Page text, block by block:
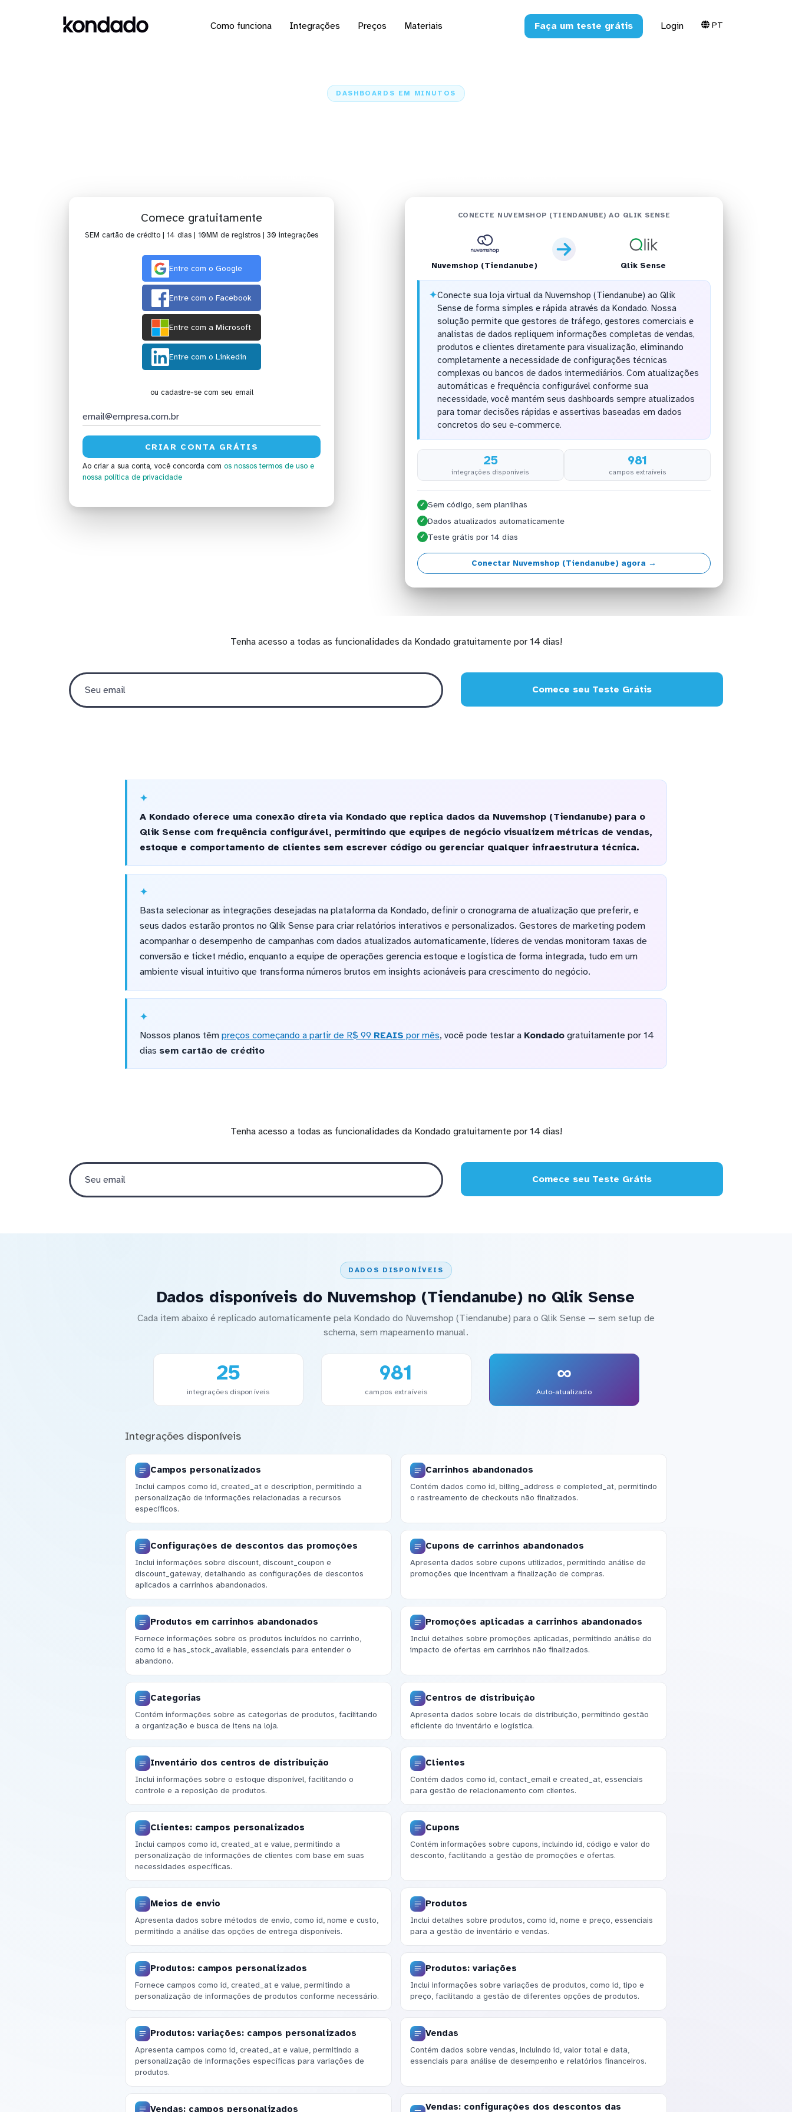
Como funciona Integrações Preços Materiais Faça um teste grátis Login PT
DASHBOARDS EM MINUTOS
Comece gratuitamente
SEM cartão de crédito | 14 dias | 10MM de registros | 30 integrações
Entre com o Google
Entre com o Facebook
Entre com a Microsoft
Entre com o Linkedin
ou cadastre-se com seu email
Ao criar a sua conta, você concorda com os nossos termos de uso e
nossa política de privacidade
CONECTE NUVEMSHOP (TIENDANUBE) AO QLIK SENSE
Nuvemshop (Tiendanube) Qlik Sense
✦Conecte sua loja virtual da Nuvemshop (Tiendanube) ao Qlik
Sense de forma simples e rápida através da Kondado. Nossa
solução permite que gestores de tráfego, gestores comerciais e
analistas de dados repliquem informações completas de vendas,
produtos e clientes diretamente para visualização, eliminando
completamente a necessidade de configurações técnicas
complexas ou bancos de dados intermediários. Com atualizações
automáticas e frequência configurável conforme sua
necessidade, você mantém seus dashboards sempre atualizados
para tomar decisões rápidas e assertivas baseadas em dados
concretos do seu e-commerce.
25
integrações disponíveis
981
campos extraíveis
✓ Sem código, sem planilhas
✓ Dados atualizados automaticamente
✓ Teste grátis por 14 dias
Conectar Nuvemshop (Tiendanube) agora →
Tenha acesso a todas as funcionalidades da Kondado gratuitamente por 14 dias!
Comece seu Teste Grátis
A Kondado oferece uma conexão direta via Kondado que replica dados da Nuvemshop (Tiendanube) para o
Qlik Sense com frequência configurável, permitindo que equipes de negócio visualizem métricas de vendas,
estoque e comportamento de clientes sem escrever código ou gerenciar qualquer infraestrutura técnica.
Basta selecionar as integrações desejadas na plataforma da Kondado, definir o cronograma de atualização que preferir, e
seus dados estarão prontos no Qlik Sense para criar relatórios interativos e personalizados. Gestores de marketing podem
acompanhar o desempenho de campanhas com dados atualizados automaticamente, líderes de vendas monitoram taxas de
conversão e ticket médio, enquanto a equipe de operações gerencia estoque e logística de forma integrada, tudo em um
ambiente visual intuitivo que transforma números brutos em insights acionáveis para crescimento do negócio.
Nossos planos têm preços começando a partir de R$ 99 REAIS por mês, você pode testar a Kondadogratuitamente por 14
dias sem cartão de crédito
Tenha acesso a todas as funcionalidades da Kondado gratuitamente por 14 dias!
Comece seu Teste Grátis
DADOS DISPONÍVEIS
Dados disponíveis do Nuvemshop (Tiendanube) no Qlik Sense
Cada item abaixo é replicado automaticamente pela Kondado do Nuvemshop (Tiendanube) para o Qlik Sense — sem setup de
schema, sem mapeamento manual.
25
integrações disponíveis
981
campos extraíveis
∞
Auto-atualizado
Integrações disponíveis
Campos personalizados
Inclui campos como id, created_at e description, permitindo a
personalização de informações relacionadas a recursos
específicos.
Carrinhos abandonados
Contém dados como id, billing_address e completed_at, permitindo
o rastreamento de checkouts não finalizados.
Configurações de descontos das promoções
Inclui informações sobre discount, discount_coupon e
discount_gateway, detalhando as configurações de descontos
aplicados a carrinhos abandonados.
Cupons de carrinhos abandonados
Apresenta dados sobre cupons utilizados, permitindo análise de
promoções que incentivam a finalização de compras.
Produtos em carrinhos abandonados
Fornece informações sobre os produtos incluídos no carrinho,
como id e has_stock_available, essenciais para entender o
abandono.
Promoções aplicadas a carrinhos abandonados
Inclui detalhes sobre promoções aplicadas, permitindo análise do
impacto de ofertas em carrinhos não finalizados.
Categorias
Contém informações sobre as categorias de produtos, facilitando
a organização e busca de itens na loja.
Centros de distribuição
Apresenta dados sobre locais de distribuição, permitindo gestão
eficiente do inventário e logística.
Inventário dos centros de distribuição
Inclui informações sobre o estoque disponível, facilitando o
controle e a reposição de produtos.
Clientes
Contém dados como id, contact_email e created_at, essenciais
para gestão de relacionamento com clientes.
Clientes: campos personalizados
Inclui campos como id, created_at e value, permitindo a
personalização de informações de clientes com base em suas
necessidades específicas.
Cupons
Contém informações sobre cupons, incluindo id, código e valor do
desconto, facilitando a gestão de promoções e ofertas.
Meios de envio
Apresenta dados sobre métodos de envio, como id, nome e custo,
permitindo a análise das opções de entrega disponíveis.
Produtos
Inclui detalhes sobre produtos, como id, nome e preço, essenciais
para a gestão de inventário e vendas.
Produtos: campos personalizados
Fornece campos como id, created_at e value, permitindo a
personalização de informações de produtos conforme necessário.
Produtos: variações
Inclui informações sobre variações de produtos, como id, tipo e
preço, facilitando a gestão de diferentes opções de produtos.
Produtos: variações: campos personalizados
Apresenta campos como id, created_at e value, permitindo a
personalização de informações específicas para variações de
produtos.
Vendas
Contém dados sobre vendas, incluindo id, valor total e data,
essenciais para análise de desempenho e relatórios financeiros.
Vendas: campos personalizados Vendas: configurações dos descontos das